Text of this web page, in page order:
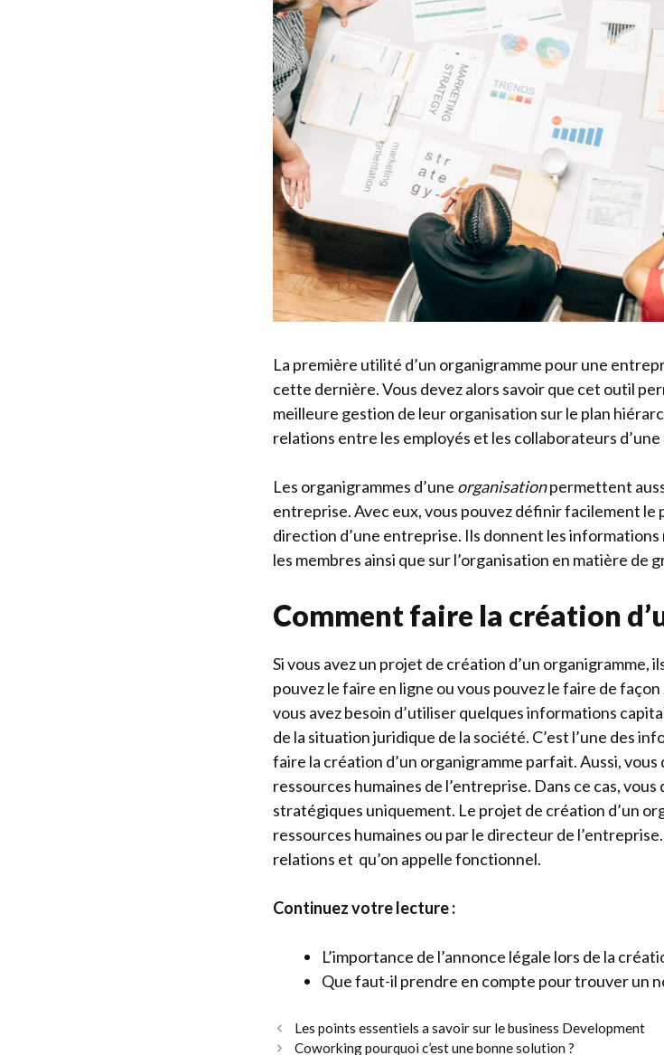
La première utilité d’un organigramme pour une
cette dernière. Vous devez alors savoir que cet outil
meilleure gestion de leur organisation sur le plan
relations entre les employés et les collaborateurs
Les organigrammes d’une organisationpermettent
entreprise. Avec eux, vous pouvez définir facilement
direction d’une entreprise. Ils donnent les
les membres ainsi que sur l’organisation en matière de
Comment faire la création
Si vous avez un projet de création d’un organigramme,
pouvez le faire en ligne ou vous pouvez le faire de façon
vous avez besoin d’utiliser quelques informations
de la situation juridique de la société. C’est l’une des
faire la création d’un organigramme parfait. Aussi, vous
ressources humaines de l’entreprise. Dans ce cas,
stratégiques uniquement. Le projet de création d’un
ressources humaines ou par le directeur de
relations et qu’on appelle fonctionnel.
Continuez votre lecture :
L’importance de l’annonce légale lors de la
Que faut-il prendre en compte pour trouver un
Les points essentiels a savoir sur le business Development
Coworking pourquoi c’est une bonne solution ?